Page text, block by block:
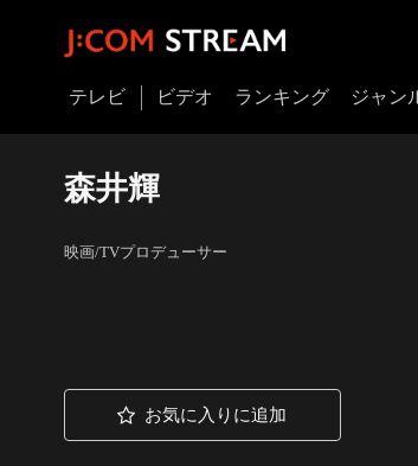
テレビ ビデオ ランキング ジャン
森井輝
映画/TVプロデューサー
お気に入りに追加